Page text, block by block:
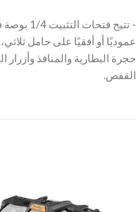
‫- تتيح
عموديًا أو أفقيًا على حامل
حجرة البطارية والمنافذ
القفص.